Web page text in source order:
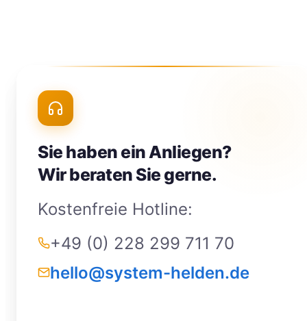
Sie haben ein Anliegen?
Wir beraten Sie gerne.
Kostenfreie Hotline:
+49 (0) 228 299 711 70
hello@system-helden.de